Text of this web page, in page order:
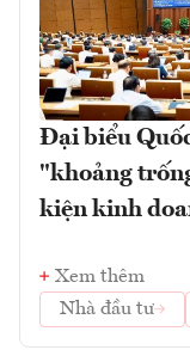
Đại biểu
"khoảng
kiện kinh
Xem thêm
Nhà đầu tư